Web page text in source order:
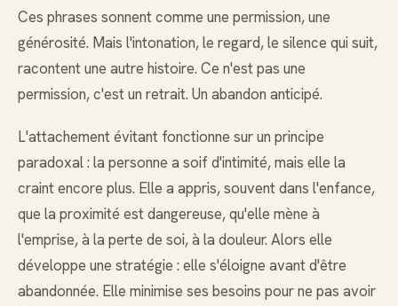
Ces phrases sonnent comme une permission, une
générosité. Mais l'intonation, le regard, le silence qui suit,
racontent une autre histoire. Ce n'est pas une
permission, c'est un retrait. Un abandon anticipé.
L'attachement évitant fonctionne sur un principe
paradoxal : la personne a soif d'intimité, mais elle la
craint encore plus. Elle a appris, souvent dans l'enfance,
que la proximité est dangereuse, qu'elle mène à
l'emprise, à la perte de soi, à la douleur. Alors elle
développe une stratégie : elle s'éloigne avant d'être
abandonnée. Elle minimise ses besoins pour ne pas avoir